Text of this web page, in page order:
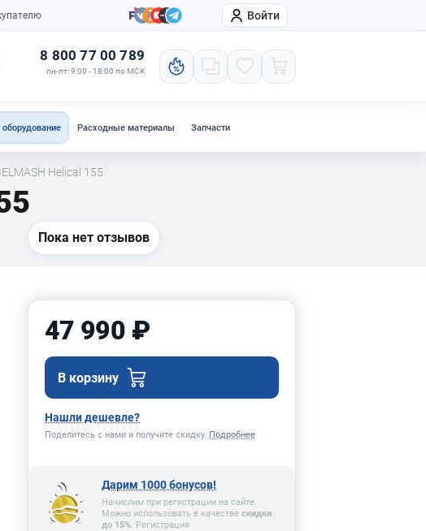
Компания Войти
8 800 77 00 789
пн-пт: 9:00 - 18:00 по МСК
Расходные материалы Запчасти
Helical 155
Пока нет отзывов
47 990 ₽
В корзину
Нашли дешевле?
Поделитесь с нами и получите скидку. Подробнее
Дарим 1000 бонусов!
Начислим при регистрации на сайте.
Можно использовать в качестве скидки
до 15%. Регистрация